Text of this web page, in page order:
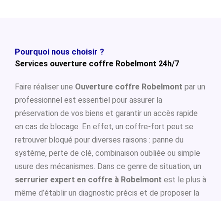
Pourquoi nous choisir ?
Services ouverture coffre Robelmont 24h/7
Faire réaliser une Ouverture coffre Robelmont par un
professionnel est essentiel pour assurer la
préservation de vos biens et garantir un accès rapide
en cas de blocage. En effet, un coffre-fort peut se
retrouver bloqué pour diverses raisons : panne du
système, perte de clé, combinaison oubliée ou simple
usure des mécanismes. Dans ce genre de situation, un
serrurier expert en coffre à Robelmont est le plus à
même d’établir un diagnostic précis et de proposer la